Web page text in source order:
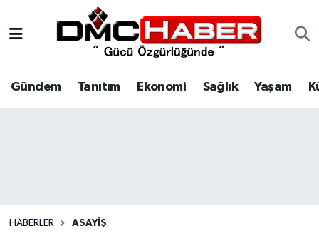
Gündem Tanıtım Ekonomi Sağlık Yaşam
HABERLER ASAYIŞ
Tanıtım
Nöbetçi Eczaneler
Hava Durumu